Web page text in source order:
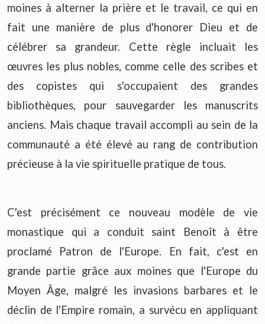
moines à alterner la prière et le travail, ce qui en
fait une manière de plus d'honorer Dieu et de
célébrer sa grandeur. Cette règle incluait les
œuvres les plus nobles, comme celle des scribes et
des copistes qui s'occupaient des grandes
bibliothèques, pour sauvegarder les manuscrits
anciens. Mais chaque travail accompli au sein de la
communauté a été élevé au rang de contribution
précieuse à la vie spirituelle pratique de tous.
C'est précisément ce nouveau modèle de vie
monastique qui a conduit saint Benoît à être
proclamé Patron de l'Europe. En fait, c'est en
grande partie grâce aux moines que l'Europe du
Moyen Âge, malgré les invasions barbares et le
déclin de l'Empire romain, a survécu en appliquant